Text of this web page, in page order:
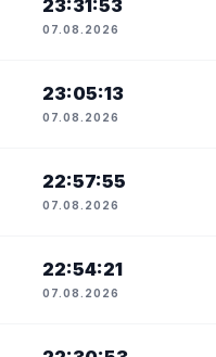
23:31:53
07.08.2026
23:05:13
07.08.2026
22:57:55
07.08.2026
22:54:21
07.08.2026